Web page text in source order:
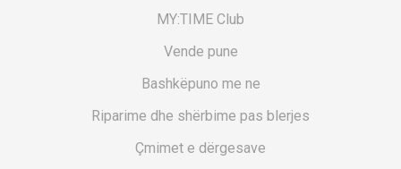
MY:TIME Club
Vende pune
Bashkëpuno me ne
Riparime dhe shërbime pas blerjes
Çmimet e dërgesave